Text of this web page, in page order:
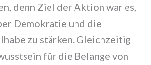
denn Ziel der Aktion war es,
Demokratie und die
zu stärken. Gleichzeitig
für die Belange von